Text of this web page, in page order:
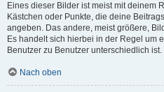
Eines dieser Bilder ist meist mit deinem
Kästchen oder Punkte, die deine
angeben. Das andere, meist größere,
Es handelt sich hierbei in der Regel um
Benutzer zu Benutzer unterschiedlich ist.
Nach oben